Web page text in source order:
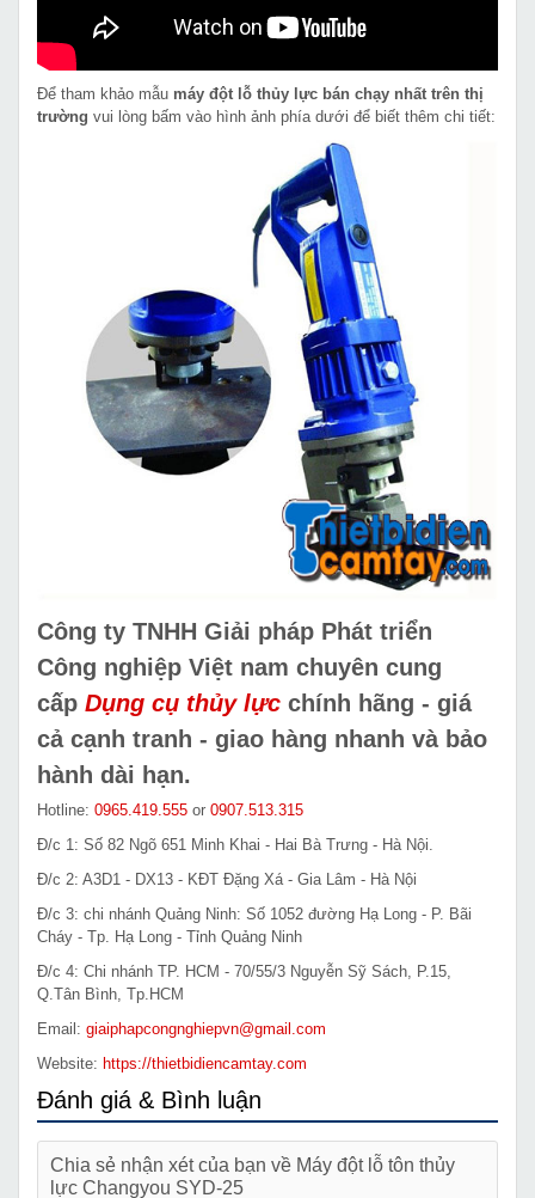
Để tham khảo mẫu máy đột lỗ thủy lực bán chạy nhất trên thị
trường vui lòng bấm vào hình ảnh phía dưới để biết thêm chi tiết:
Công ty TNHH Giải pháp Phát triển
Công nghiệp Việt nam chuyên cung
cấp Dụng cụ thủy lực chính hãng - giá
cả cạnh tranh - giao hàng nhanh và bảo
hành dài hạn.
Hotline: 0965.419.555 or 0907.513.315
Đ/c 1: Số 82 Ngõ 651 Minh Khai - Hai Bà Trưng - Hà Nội.
Đ/c 2: A3D1 - DX13 - KĐT Đặng Xá - Gia Lâm - Hà Nội
Đ/c 3: chi nhánh Quảng Ninh: Số 1052 đường Hạ Long - P. Bãi
Cháy - Tp. Hạ Long - Tỉnh Quảng Ninh
Đ/c 4: Chi nhánh TP. HCM - 70/55/3 Nguyễn Sỹ Sách, P.15,
Q.Tân Bình, Tp.HCM
Email: giaiphapcongnghiepvn@gmail.com
Website: https://thietbidiencamtay.com
Đánh giá & Bình luận
Chia sẻ nhận xét của bạn về Máy đột lỗ tôn thủy
lực Changyou SYD-25